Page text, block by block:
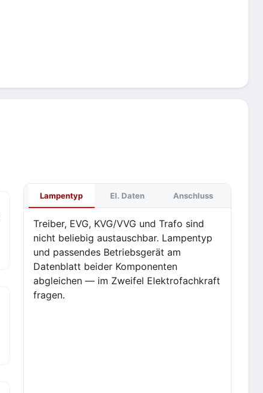
Lampentyp El. Daten Anschluss
Treiber, EVG, KVG/VVG und Trafo sind
nicht beliebig austauschbar. Lampentyp
und passendes Betriebsgerät am
Datenblatt beider Komponenten
abgleichen — im Zweifel Elektrofachkraft
fragen.